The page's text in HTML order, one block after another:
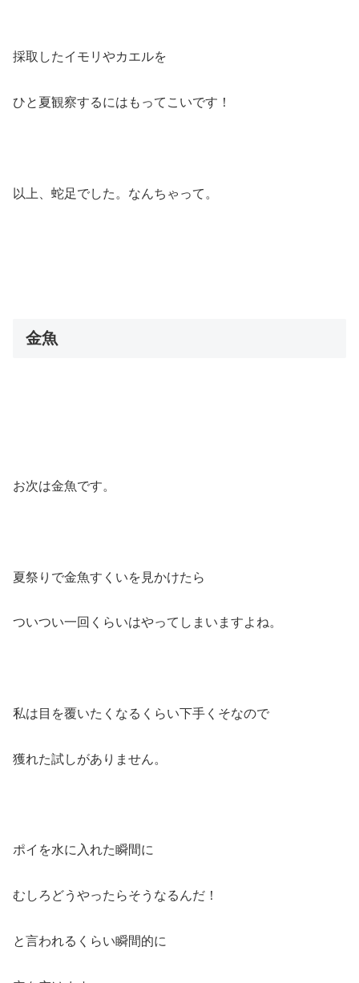
採取したイモリやカエルを
ひと夏観察するにはもってこいです！
以上、蛇足でした。なんちゃって。
金魚
お次は金魚です。
夏祭りで金魚すくいを見かけたら
ついつい一回くらいはやってしまいますよね。
私は目を覆いたくなるくらい下手くそなので
獲れた試しがありません。
ポイを水に入れた瞬間に
むしろどうやったらそうなるんだ！
と言われるくらい瞬間的に